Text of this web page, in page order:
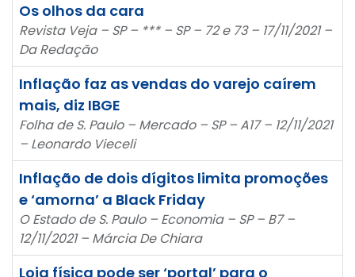
Os olhos da cara
Revista Veja – SP – *** – SP – 72 e 73 – 17/11/2021 –
Da Redação
Inflação faz as vendas do varejo caírem
mais, diz IBGE
Folha de S. Paulo – Mercado – SP – A17 – 12/11/2021
– Leonardo Vieceli
Inflação de dois dígitos limita promoções
e ‘amorna’ a Black Friday
O Estado de S. Paulo – Economia – SP – B7 –
12/11/2021 – Márcia De Chiara
Loja física pode ser ‘portal’ para o